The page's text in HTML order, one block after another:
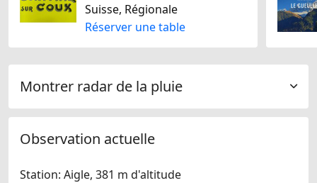
Suisse, Régionale
Réserver une table
Montrer radar de la pluie
Observation actuelle
Station: Aigle, 381 m d'altitude